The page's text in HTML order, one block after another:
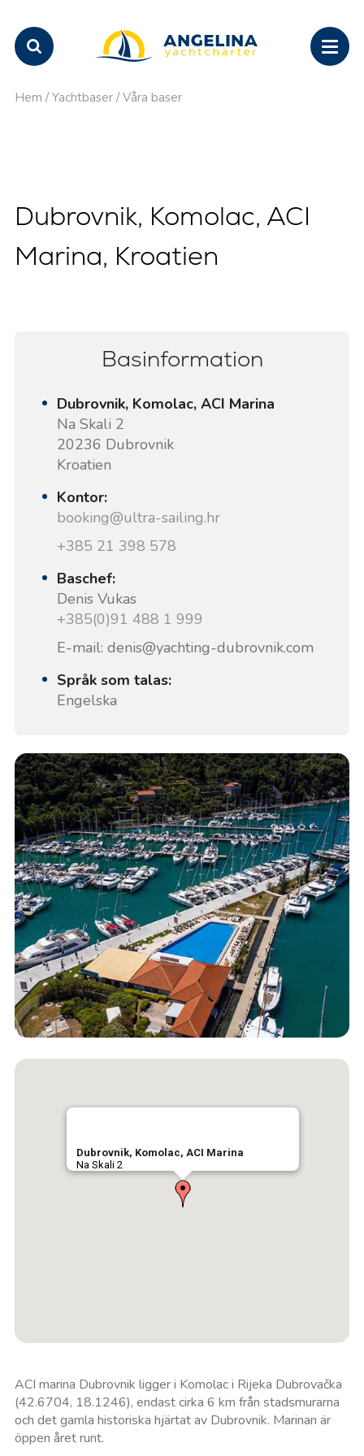
Hem / Yachtbaser / Våra baser
Dubrovnik, Komolac, ACI
Marina, Kroatien
Basinformation
Dubrovnik, Komolac, ACI Marina
Na Skali 2
20236 Dubrovnik
Kroatien
Kontor:
booking@ultra-sailing.hr
+385 21 398 578
Baschef:
Denis Vukas
+385(0)91 488 1 999
E-mail: denis@yachting-dubrovnik.com
Språk som talas:
Engelska
Dubrovnik, Komolac, ACI Marina
Na Skali 2
ACI marina Dubrovnik ligger i Komolac i Rijeka Dubrovačka
(42.6704, 18.1246), endast cirka 6 km från stadsmurarna
och det gamla historiska hjärtat av Dubrovnik. Marinan är
öppen året runt.